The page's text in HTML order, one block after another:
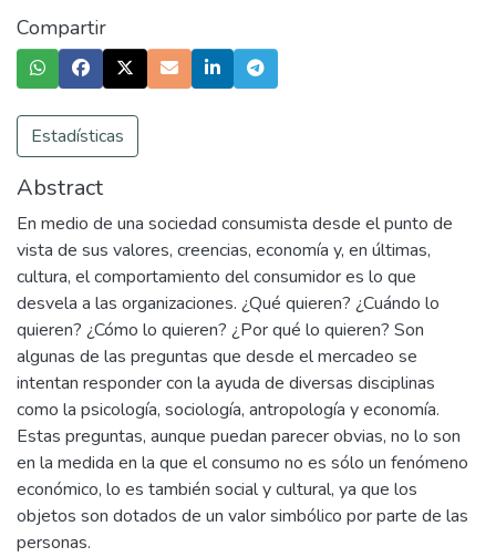
Compartir
Estadísticas
Abstract
En medio de una sociedad consumista desde el punto de
vista de sus valores, creencias, economía y, en últimas,
cultura, el comportamiento del consumidor es lo que
desvela a las organizaciones. ¿Qué quieren? ¿Cuándo lo
quieren? ¿Cómo lo quieren? ¿Por qué lo quieren? Son
algunas de las preguntas que desde el mercadeo se
intentan responder con la ayuda de diversas disciplinas
como la psicología, sociología, antropología y economía.
Estas preguntas, aunque puedan parecer obvias, no lo son
en la medida en la que el consumo no es sólo un fenómeno
económico, lo es también social y cultural, ya que los
objetos son dotados de un valor simbólico por parte de las
personas.